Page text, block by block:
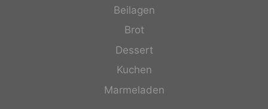
Beilagen
Brot
Dessert
Kuchen
Marmeladen